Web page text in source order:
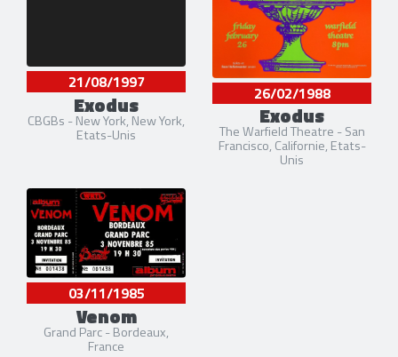
21/08/1997
Exodus
CBGBs - New York, New York,
Etats-Unis
26/02/1988
Exodus
The Warfield Theatre - San
Francisco, Californie, Etats-
Unis
03/11/1985
Venom
Grand Parc - Bordeaux,
France